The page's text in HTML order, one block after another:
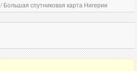
/Большая спутниковая карта Нигерии